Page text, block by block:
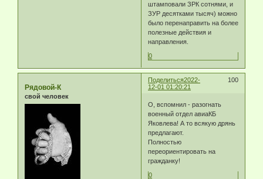
штамповали ЗРК сотнями, и
ЗУР десятками тысяч) можно
было перенаправить на более
полезные действия и
направления.
0
Поделиться 100
2022-
12-01 01:20:21
Рядовой-К
свой человек
О, вспомнил - разогнать
военный отдел авиаКБ
Яковлева! А то всякую дрянь
предлагают.
Полностью
переориентировать на
гражданку!
0